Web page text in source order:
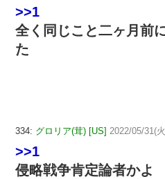
>>1
全く同じこと二ヶ月前
た
334: グロリア(茸) [US] 2022/05/31(
>>1
侵略戦争肯定論者かよ